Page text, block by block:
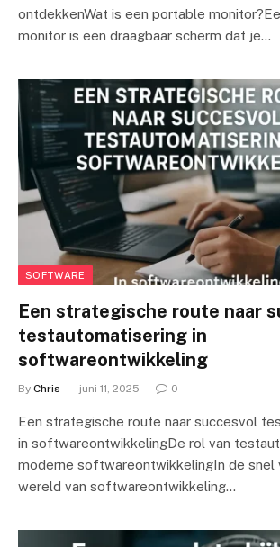
ontdekkenWat is een portable
monitor is een draagbaar scherm dat je…
SOFTWARE
Een strategische route naar
testautomatisering in
softwareontwikkeling
By Chris juni 11, 2025 0
Een strategische route naar succesvol
in softwareontwikkelingDe rol van
moderne softwareontwikkelingIn de snel
wereld van softwareontwikkeling…